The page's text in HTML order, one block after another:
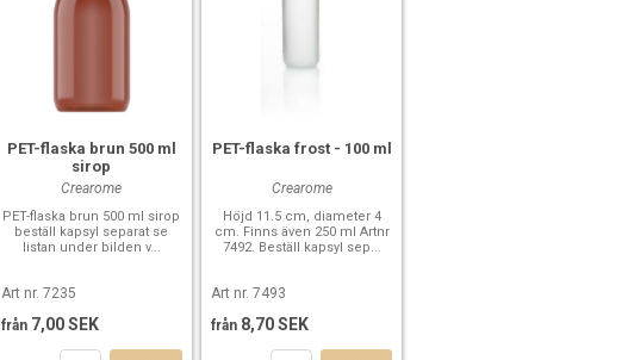
PET-flaska brun 500 ml
sirop
Crearome
PET-flaska brun 500 ml sirop
beställ kapsyl separat se
listan under bilden v...
Art nr. 7235
från7,00 SEK
PET-flaska frost - 100 ml
Crearome
Höjd 11.5 cm, diameter 4
cm. Finns även 250 ml Artnr
7492. Beställ kapsyl sep...
Art nr. 7493
från8,70 SEK